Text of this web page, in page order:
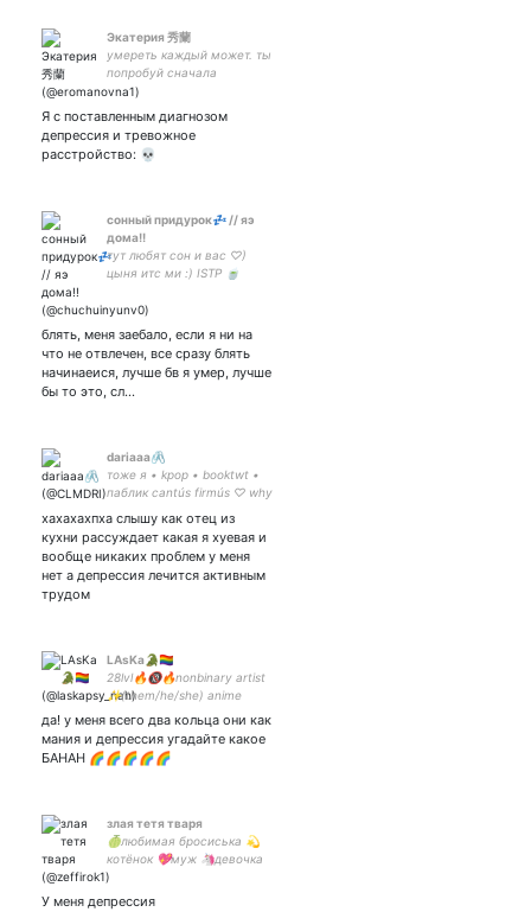
Экатерия 秀蘭
умереть каждый может. ты
попробуй сначала
проживи. cpop and cdrama
mxtx my queens)| she/her
feminist | 比邻星
#dingchengxin stan⭐
Я с поставленным диагнозом
депрессия и тревожное
расстройство: 💀
сонный придурок💤 // яэ
дома!!
тут любят сон и вас ♡)
цыня итс ми :) ISTP 🍵
блять, меня заебало, если я ни на
что не отвлечен, все сразу блять
начинаеися, лучше бв я умер, лучше
бы то это, сл…
dariaaa🖇
тоже я • kpop • booktwt •
паблик cantús firmús ♡ why
the same time as
christopher bang so stfu
хахахахпха слышу как отец из
кухни рассуждает какая я хуевая и
вообще никаких проблем у меня
нет а депрессия лечится активным
трудом
LAsKa🐊🏳️‍🌈
28lvl🔥🔞🔥nonbinary artist
✨(them/he/she) anime
commission closed🥺
да! у меня всего два кольца они как
мания и депрессия угадайте какое
БАНАН 🌈🌈🌈🌈🌈
злая тетя тваря
🍈любимая бросиська 💫
котёнок 💖муж 🦄девочка
пони 🐇дорогая 🌸бро по
У меня депрессия